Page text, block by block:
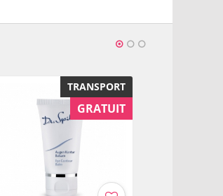
Glyceryl Stearate, Disodium
TRANSPORT
GRATUIT